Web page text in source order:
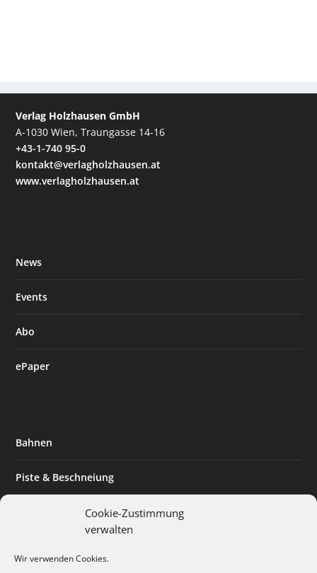
Cookie-Zustimmung
verwalten
Wir verwenden Cookies.
Verlag Holzhausen GmbH
A-1030 Wien, Traungasse 14-16
+43-1-740 95-0
kontakt@verlagholzhausen.at
www.verlagholzhausen.at
News
Events
Abo
ePaper
Bahnen
Piste & Beschneiung